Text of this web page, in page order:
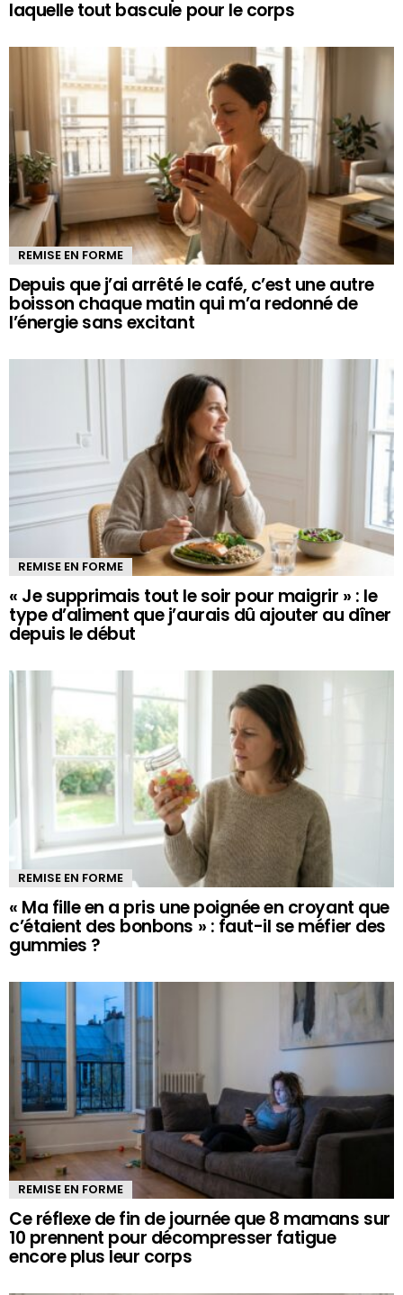
laquelle tout bascule pour le corps
REMISE EN FORME
Depuis que j’ai arrêté le café, c’est une autre
boisson chaque matin qui m’a redonné de
l’énergie sans excitant
REMISE EN FORME
« Je supprimais tout le soir pour maigrir » : le
type d’aliment que j’aurais dû ajouter au dîner
depuis le début
REMISE EN FORME
« Ma fille en a pris une poignée en croyant que
c’étaient des bonbons » : faut-il se méfier des
gummies ?
REMISE EN FORME
Ce réflexe de fin de journée que 8 mamans sur
10 prennent pour décompresser fatigue
encore plus leur corps